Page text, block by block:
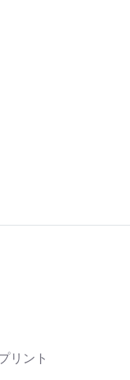
リント